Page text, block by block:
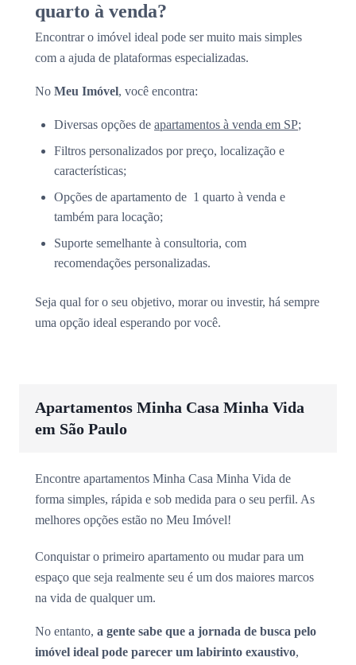
quarto à venda?
Encontrar o imóvel ideal pode ser muito mais simples
com a ajuda de plataformas especializadas.
No Meu Imóvel, você encontra:
Diversas opções de apartamentos à venda em SP;
Filtros personalizados por preço, localização e
características;
Opções de apartamento de 1 quarto à venda e
também para locação;
Suporte semelhante à consultoria, com
recomendações personalizadas.
Seja qual for o seu objetivo, morar ou investir, há sempre
uma opção ideal esperando por você.
Apartamentos Minha Casa Minha Vida
em São Paulo
Encontre apartamentos Minha Casa Minha Vida de
forma simples, rápida e sob medida para o seu perfil. As
melhores opções estão no Meu Imóvel!
Conquistar o primeiro apartamento ou mudar para um
espaço que seja realmente seu é um dos maiores marcos
na vida de qualquer um.
No entanto, a gente sabe que a jornada de busca pelo
imóvel ideal pode parecer um labirinto exaustivo,